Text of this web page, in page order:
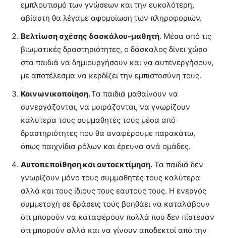
εμπλουτισμό των γνώσεων και την ευκολότερη,
αβίαστη θα λέγαμε αφομοίωση των πληροφοριών.
Βελτίωση σχέσης δασκάλου-μαθητή. Μέσα από τις
βιωματικές δραστηριότητες, ο δάσκαλος δίνει χώρο
στα παιδιά να δημιουργήσουν και να αυτενεργήσουν,
με αποτέλεσμα να κερδίζει την εμπιστοσύνη τους.
Κοινωνικοποίηση.Τα παιδιά μαθαίνουν να
συνεργάζονται, να μοιράζονται, να γνωρίζουν
καλύτερα τους συμμαθητές τους μέσα από
δραστηριότητες που θα αναφέρουμε παρακάτω,
όπως παιχνίδια ρόλων και έρευνα ανά ομάδες.
Αυτοπεποίθηση και αυτοεκτίμηση. Τα παιδιά δεν
γνωρίζουν μόνο τους συμμαθητές τους καλύτερα
αλλά και τους ίδιους τους εαυτούς τους. Η ενεργός
συμμετοχή σε δράσεις τούς βοηθάει να καταλάβουν
ότι μπορούν να καταφέρουν πολλά που δεν πίστευαν
ότι μπορούν αλλά και να γίνουν αποδεκτοί από την